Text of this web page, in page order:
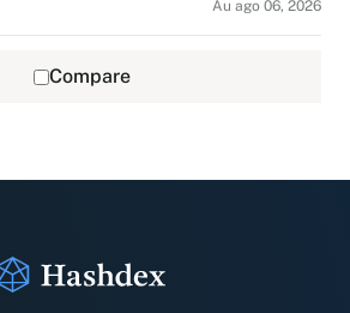
Au ago 06, 2026
Compare